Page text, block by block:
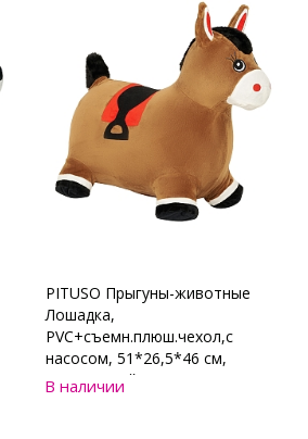
PITUSO Прыгуны-животные
Лошадка,
PVC+съемн.плюш.чехол,с
насосом, 51*26,5*46 см,
Коричневый
В наличии